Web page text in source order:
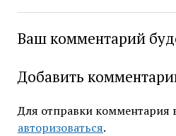
Ваш комментарий
Добавить
Для отправки комментария
авторизоваться.